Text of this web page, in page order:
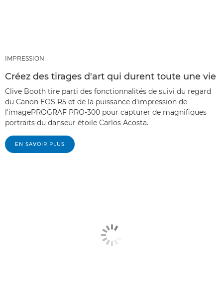
IMPRESSION
Créez des tirages d'art qui durent toute une vie
Clive Booth tire parti des fonctionnalités de suivi du regard
du Canon EOS R5 et de la puissance d'impression de
l'imagePROGRAF PRO-300 pour capturer de magnifiques
portraits du danseur étoile Carlos Acosta.
EN SAVOIR PLUS